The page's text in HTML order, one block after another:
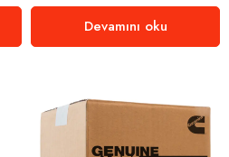
Devamını oku